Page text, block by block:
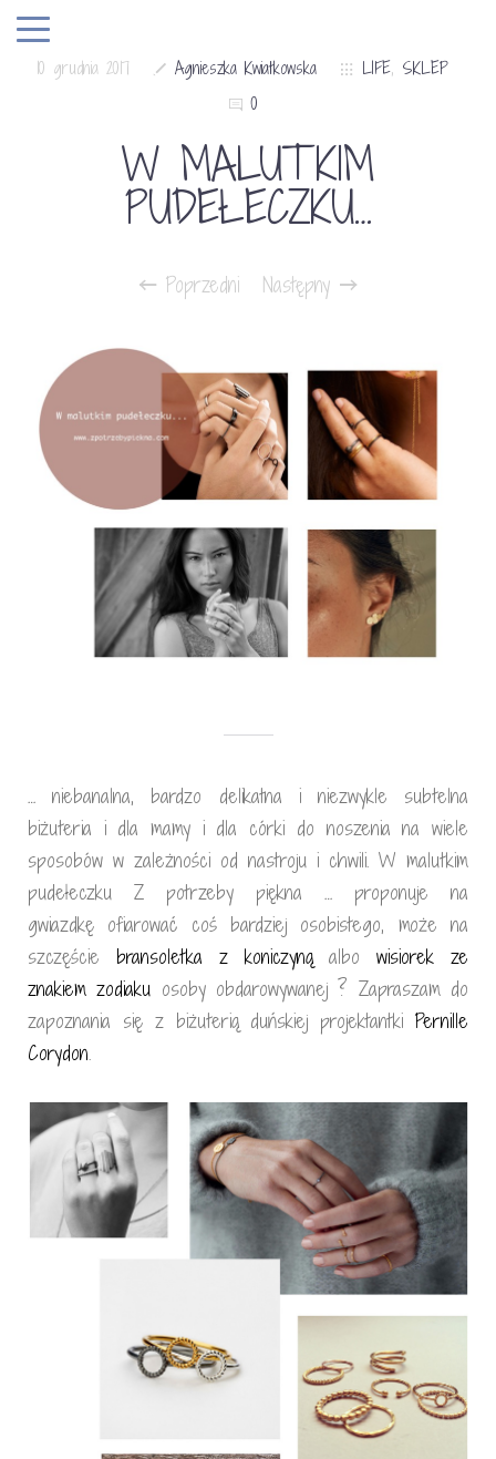
10 grudnia 2017 Agnieszka Kwiatkowska LIFE, SKLEP
0
W MALUTKIM
PUDEŁECZKU…
Poprzedni Następny
… niebanalna, bardzo delikatna i niezwykle subtelna
biżuteria i dla mamy i dla córki do noszenia na wiele
sposobów w zależności od nastroju i chwili. W malutkim
pudełeczku Z potrzeby piękna … proponuje na
gwiazdkę ofiarować coś bardziej osobistego, może na
szczęście bransoletka z koniczynąalbowisiorek ze
znakiem zodiaku osoby obdarowywanej ? Zapraszam do
zapoznania się z biżuterią duńskiej projektantki Pernille
Corydon.